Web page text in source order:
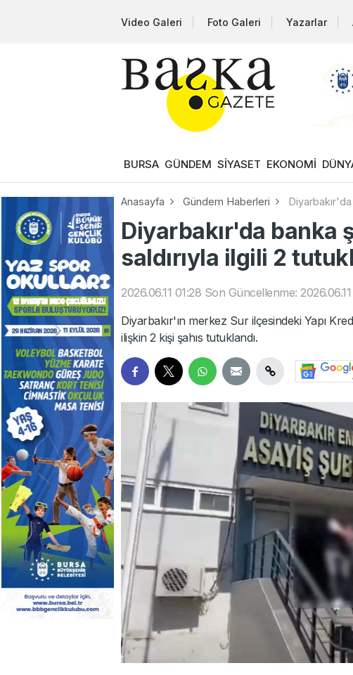
Video Galeri Foto Galeri Yazarlar
BURSA GÜNDEM SİYASET EKONOMİ
Anasayfa Gündem Haberleri
Diyarbakır'da banka
saldırıyla ilgili 2
2026.06.11 01:28 Son Güncellenme:
Diyarbakır'ın merkez Sur ilçesindeki Yapı
ilişkin 2 kişi şahıs tutuklandı.